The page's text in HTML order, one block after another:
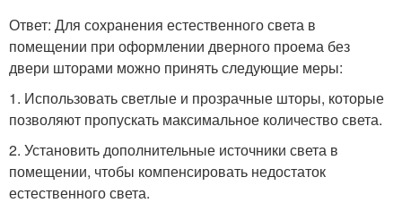
Ответ: Для сохранения естественного света в
помещении при оформлении дверного проема без
двери шторами можно принять следующие меры:
1. Использовать светлые и прозрачные шторы, которые
позволяют пропускать максимальное количество света.
2. Установить дополнительные источники света в
помещении, чтобы компенсировать недостаток
естественного света.